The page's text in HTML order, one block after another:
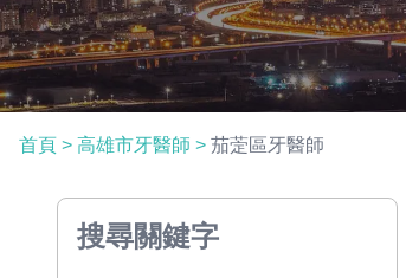
首頁 > 高雄市牙醫師 > 茄萣區牙醫師
搜尋關鍵字